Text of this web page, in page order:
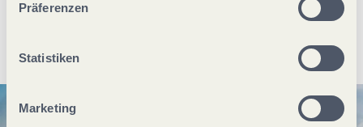
Präferenzen
Statistiken
Marketing